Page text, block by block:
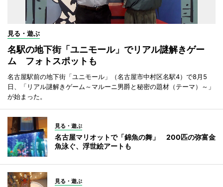
見る・遊ぶ
名駅の地下街「ユニモール」でリアル謎解きゲー
ム フォトスポットも
名古屋駅前の地下街「ユニモール」（名古屋市中村区名駅4）で8月5
日、「リアル謎解きゲーム～マルーニ男爵と秘密の題材（テーマ）～」
が始まった。
見る・遊ぶ
名古屋マリオットで「錦魚の舞」 200匹の弥富金
魚泳ぐ、浮世絵アートも
見る・遊ぶ